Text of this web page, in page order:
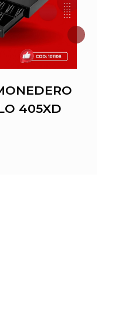
405XD